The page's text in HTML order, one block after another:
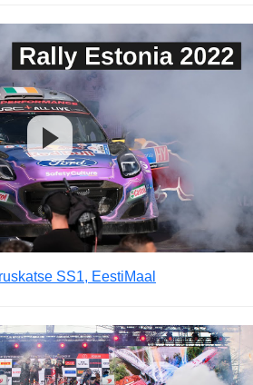
SS1, EestiMaal